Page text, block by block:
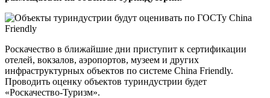
Роскачество в ближайшие дни приступит к сертификации
отелей, вокзалов, аэропортов, музеем и других
инфраструктурных объектов по системе China Friendly.
Проводить оценку объектов туриндустрии будет
«Роскачество-Туризм».